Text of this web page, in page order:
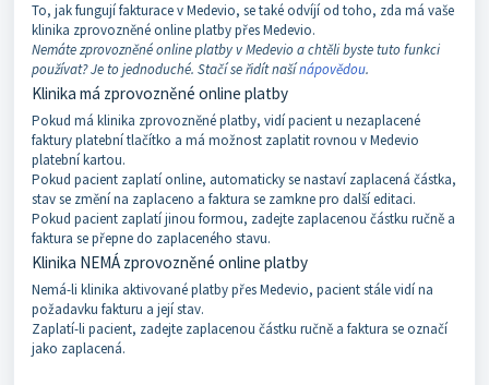
To, jak fungují fakturace v Medevio, se také odvíjí od toho, zda má vaše
klinika zprovozněné online platby přes Medevio.
Nemáte zprovozněné online platby v Medevio a chtěli byste tuto funkci
používat? Je to jednoduché. Stačí se řidít našínápovědou.
Klinika má zprovozněné online platby
Pokud má klinika zprovozněné platby, vidí pacient u nezaplacené
faktury platební tlačítko a má možnost zaplatit rovnou v Medevio
platební kartou.
Pokud pacient zaplatí online, automaticky se nastaví zaplacená částka,
stav se změní na zaplaceno a faktura se zamkne pro další editaci.
Pokud pacient zaplatí jinou formou, zadejte zaplacenou částku ručně a
faktura se přepne do zaplaceného stavu.
Klinika NEMÁ zprovozněné online platby
Nemá-li klinika aktivované platby přes Medevio, pacient stále vidí na
požadavku fakturu a její stav.
Zaplatí-li pacient, zadejte zaplacenou částku ručně a faktura se označí
jako zaplacená.